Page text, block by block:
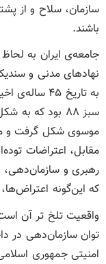
سازمان، سلاح و از
باشند.
جامعه‌ی ایران به
نهادهای مدنی و
به تاریخ
سبز ۸۸ بود
موسوی شکل گرفت و
رهبری و
که این‌گونه
واقعیت تلخ‌ تر آن
توان سازمان‌دهی در
امنیتی جمهوری اسلامی